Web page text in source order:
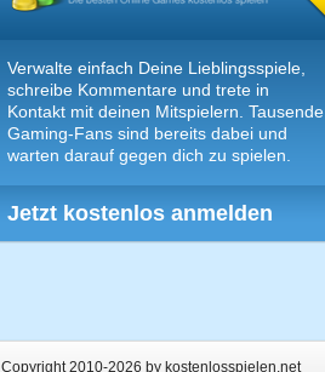
Verwalte einfach Deine Lieblingsspiele,
schreibe Kommentare und trete in
Kontakt mit deinen Mitspielern. Tausende
Gaming-Fans sind bereits dabei und
warten darauf gegen dich zu spielen.
Jetzt kostenlos anmelden
Copyright 2010-2026 by kostenlosspielen.net